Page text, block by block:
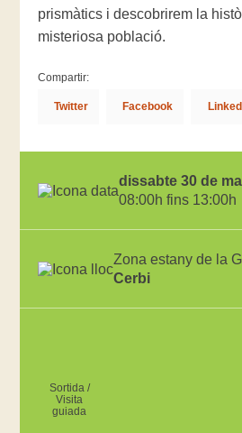
prismàtics i descobrirem la
misteriosa població.
Compartir:
Twitter Facebook
dissabte 30 de
08:00h fins 13:00h
Zona estany de la
Cerbi
Sortida /
Visita
guiada